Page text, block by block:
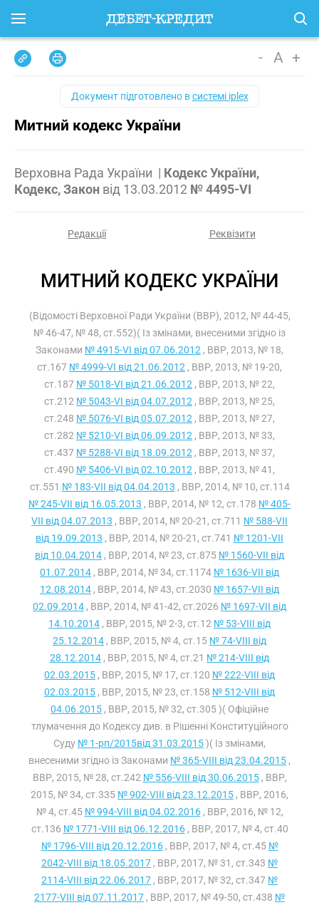
- A +
Документ підготовлено всистемі iplex
Митний кодекс України
Верховна Рада України | Кодекс України,
Кодекс, Закон від 13.03.2012 № 4495-VI
Редакції Реквізити
МИТНИЙ КОДЕКС УКРАЇНИ
(Відомості Верховної Ради України (ВВР), 2012, № 44-45,
№ 46-47, № 48, ст.552)( Із змінами, внесеними згідно із
Законами № 4915-VI від 07.06.2012 , ВВР, 2013, № 18,
ст.167 № 4999-VI від 21.06.2012 , ВВР, 2013, № 19-20,
ст.187 № 5018-VI від 21.06.2012 , ВВР, 2013, № 22,
ст.212 № 5043-VI від 04.07.2012 , ВВР, 2013, № 25,
ст.248 № 5076-VI від 05.07.2012 , ВВР, 2013, № 27,
ст.282 № 5210-VI від 06.09.2012 , ВВР, 2013, № 33,
ст.437 № 5288-VI від 18.09.2012 , ВВР, 2013, № 37,
ст.490 № 5406-VI від 02.10.2012 , ВВР, 2013, № 41,
ст.551 № 183-VII від 04.04.2013 , ВВР, 2014, № 10, ст.114
№ 245-VII від 16.05.2013 , ВВР, 2014, № 12, ст.178 № 405-
VII від 04.07.2013 , ВВР, 2014, № 20-21, ст.711 № 588-VII
від 19.09.2013 , ВВР, 2014, № 20-21, ст.741 № 1201-VII
від 10.04.2014 , ВВР, 2014, № 23, ст.875 № 1560-VII від
01.07.2014 , ВВР, 2014, № 34, ст.1174 № 1636-VII від
12.08.2014 , ВВР, 2014, № 43, ст.2030 № 1657-VII від
02.09.2014 , ВВР, 2014, № 41-42, ст.2026 № 1697-VII від
14.10.2014 , ВВР, 2015, № 2-3, ст.12 № 53-VIII від
25.12.2014 , ВВР, 2015, № 4, ст.15 № 74-VIII від
28.12.2014 , ВВР, 2015, № 4, ст.21 № 214-VIII від
02.03.2015 , ВВР, 2015, № 17, ст.120 № 222-VIII від
02.03.2015 , ВВР, 2015, № 23, ст.158 № 512-VIII від
04.06.2015 , ВВР, 2015, № 32, ст.305 )( Офіційне
тлумачення до Кодексу див. в Рішенні Конституційного
Суду № 1-рп/2015від 31.03.2015)( Із змінами,
внесеними згідно із Законами № 365-VIII від 23.04.2015 ,
ВВР, 2015, № 28, ст.242 № 556-VIII від 30.06.2015, ВВР,
2015, № 34, ст.335 № 902-VIII від 23.12.2015 , ВВР, 2016,
№ 4, ст.45 № 994-VIII від 04.02.2016, ВВР, 2016, № 12,
ст.136 № 1771-VIII від 06.12.2016, ВВР, 2017, № 4, ст.40
№ 1796-VIII від 20.12.2016, ВВР, 2017, № 4, ст.45 №
2042-VIII від 18.05.2017 , ВВР, 2017, № 31, ст.343 №
2114-VIII від 22.06.2017 , ВВР, 2017, № 32, ст.347 №
2177-VIII від 07.11.2017 , ВВР, 2017, № 49-50, ст.438 №